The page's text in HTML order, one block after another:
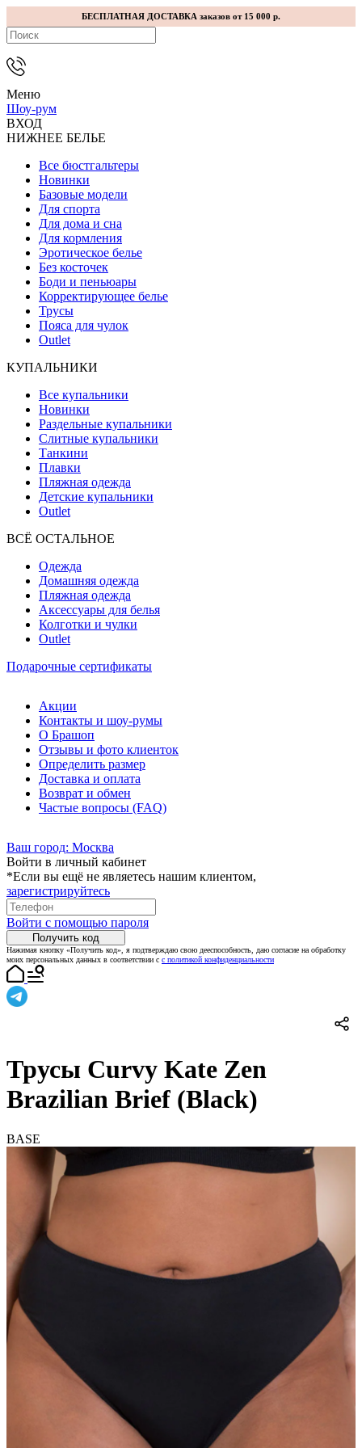
БЕСПЛАТНАЯ ДОСТАВКА заказов от 15 000 р.
Меню
Шоу-рум
ВХОД
НИЖНЕЕ БЕЛЬЕ
Все бюстгальтеры
Новинки
Базовые модели
Для спорта
Для дома и сна
Для кормления
Эротическое белье
Без косточек
Боди и пеньюары
Корректирующее белье
Трусы
Пояса для чулок
Outlet
КУПАЛЬНИКИ
Все купальники
Новинки
Раздельные купальники
Слитные купальники
Танкини
Плавки
Пляжная одежда
Детские купальники
Outlet
ВCЁ ОСТАЛЬНОЕ
Одежда
Домашняя одежда
Пляжная одежда
Аксессуары для белья
Колготки и чулки
Outlet
Подарочные сертификаты
Акции
Контакты и шоу-румы
О Брашоп
Отзывы и фото клиенток
Определить размер
Доставка и оплата
Возврат и обмен
Частые вопросы (FAQ)
Ваш город: Москва
Войти в личный кабинет
*Если вы ещё не являетесь нашим клиентом,
зарегистрируйтесь
Войти с помощью пароля
Получить код
Нажимая кнопку «Получить код», я подтверждаю свою дееспособность, даю согласие на обработку
моих персональных данных в соответствии с с политикой конфиденциальности
Трусы Curvy Kate Zen
Brazilian Brief (Black)
BASE